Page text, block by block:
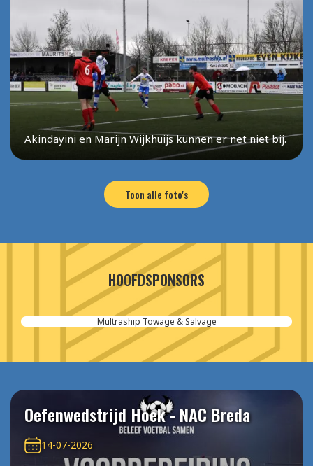
Akindayini en Marijn Wijkhuijs kunnen er net niet bij.
Toon alle foto's
HOOFDSPONSORS
Aannemersbedrijf van der Poel
Oefenwedstrijd Hoek - NAC Breda
14-07-2026